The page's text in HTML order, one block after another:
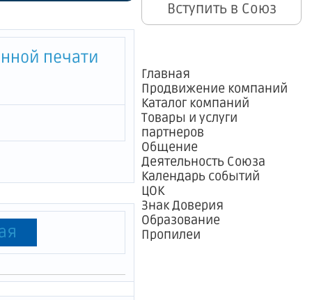
Вступить в Союз
Главная
Продвижение компаний
Каталог компаний
Товары и услуги
партнеров
Общение
Деятельность Союза
Календарь событий
ЦОК
Знак Доверия
Образование
Пропилеи
годы"
печати